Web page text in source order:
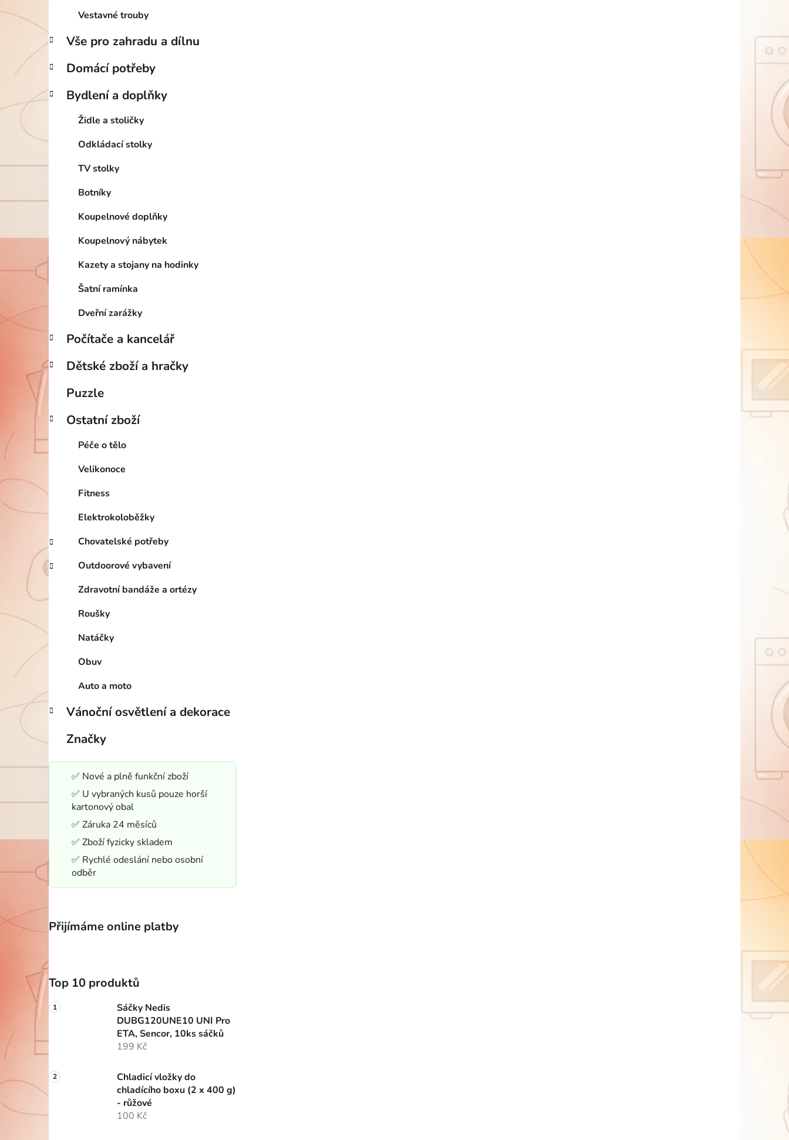
Vestavné trouby
Vše pro zahradu a dílnu
Domácí potřeby
Bydlení a doplňky
Židle a stoličky
Odkládací stolky
TV stolky
Botníky
Koupelnové doplňky
Koupelnový nábytek
Kazety a stojany na hodinky
Šatní ramínka
Dveřní zarážky
Počítače a kancelář
Dětské zboží a hračky
Puzzle
Ostatní zboží
Péče o tělo
Velikonoce
Fitness
Elektrokoloběžky
Chovatelské potřeby
Outdoorové vybavení
Zdravotní bandáže a ortézy
Roušky
Natáčky
Obuv
Auto a moto
Vánoční osvětlení a dekorace
Značky
✅ Nové a plně funkční zboží
✅ U vybraných kusů pouze horší
kartonový obal
✅ Záruka 24 měsíců
✅ Zboží fyzicky skladem
✅ Rychlé odeslání nebo osobní
odběr
Přijímáme online platby
Top 10 produktů
Sáčky Nedis
DUBG120UNE10 UNI Pro
ETA, Sencor, 10ks sáčků
199 Kč
Chladicí vložky do
chladícího boxu (2 x 400 g)
- růžové
100 Kč